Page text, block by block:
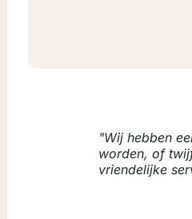
Wij hebben
worden, of
vriendelijke